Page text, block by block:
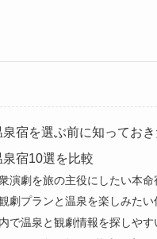
宿を選ぶ前に知っておき
宿10選を比較
演劇を旅の主役にしたい本命
劇プランと温泉を楽しみた
で温泉と観劇情報を探しやす